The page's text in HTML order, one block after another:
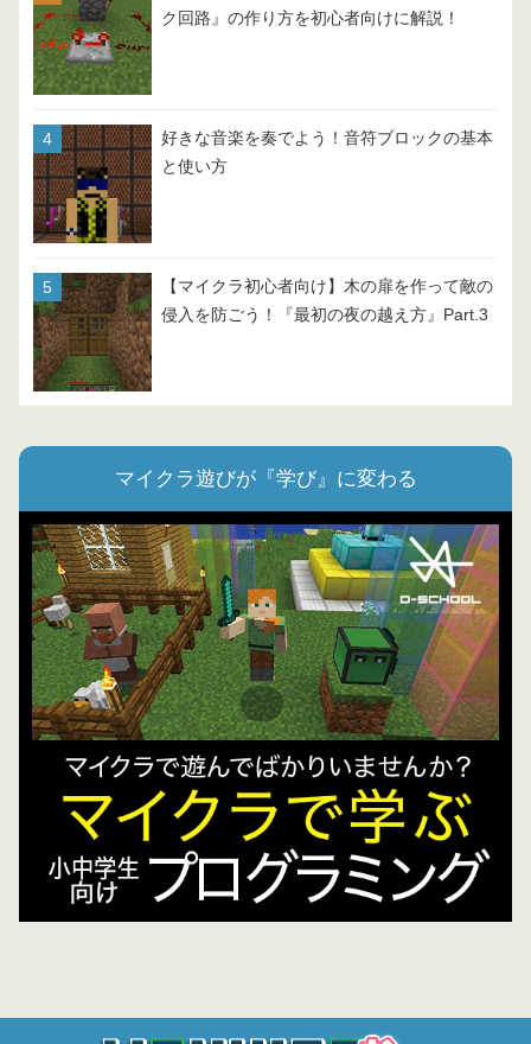
ク回路』の作り方を初心者向けに解説！
好きな音楽を奏でよう！音符ブロックの基本
と使い方
【マイクラ初心者向け】木の扉を作って敵の
侵入を防ごう！『最初の夜の越え方』Part.3
マイクラ遊びが『学び』に変わる